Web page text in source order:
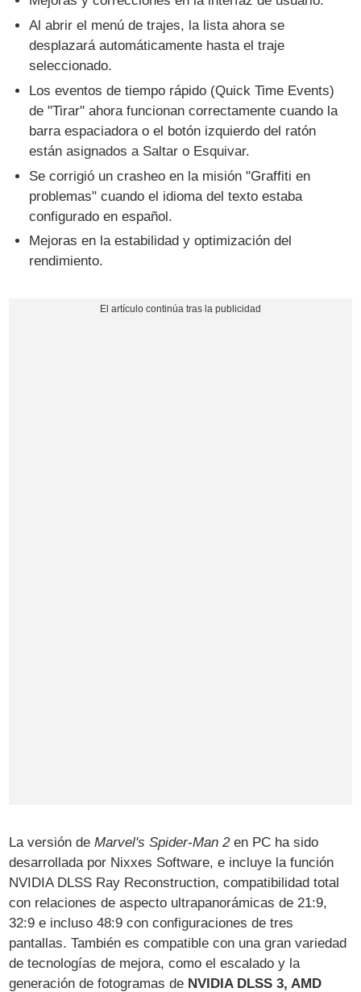
Al abrir el menú de trajes, la lista ahora se
desplazará automáticamente hasta el traje
seleccionado.
Los eventos de tiempo rápido (Quick Time Events)
de "Tirar" ahora funcionan correctamente cuando la
barra espaciadora o el botón izquierdo del ratón
están asignados a Saltar o Esquivar.
Se corrigió un crasheo en la misión "Graffiti en
problemas" cuando el idioma del texto estaba
configurado en español.
Mejoras en la estabilidad y optimización del
rendimiento.
La versión deMarvel's Spider-Man 2en PC ha sido
desarrollada por Nixxes Software, e incluye la función
NVIDIA DLSS Ray Reconstruction, compatibilidad total
con relaciones de aspecto ultrapanorámicas de 21:9,
32:9 e incluso 48:9 con configuraciones de tres
pantallas. También es compatible con una gran variedad
de tecnologías de mejora, como el escalado y la
generación de fotogramas de NVIDIA DLSS 3, AMD